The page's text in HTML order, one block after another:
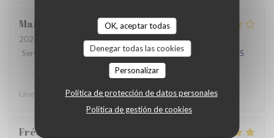
OK, aceptar todas
Denegar todas las cookies
Personalizar
Política de protección de datos personales
Política de gestión de cookies
Martine
2026-07-14
- 20:00 - Invitados 6
Servicio
Ambiente:4/5 Menú: 4/5 Calidad / Precio /5
Une chouette découverte!
Frédérique